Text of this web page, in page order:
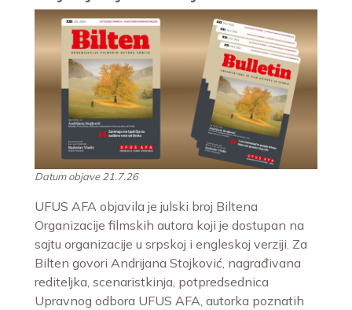
Datum objave 21.7.26
UFUS AFA objavila je julski broj Biltena
Organizacije filmskih autora koji je dostupan na
sajtu organizacije u srpskoj i engleskoj verziji. Za
Bilten govori Andrijana Stojković, nagrađivana
rediteljka, scenaristkinja, potpredsednica
Upravnog odbora UFUS AFA, autorka poznatih